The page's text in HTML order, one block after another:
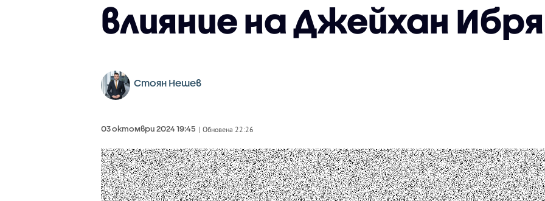
влияние на Джейхан
Стоян Нешев
03 октомври 2024 19:45 | Обновена 22:26